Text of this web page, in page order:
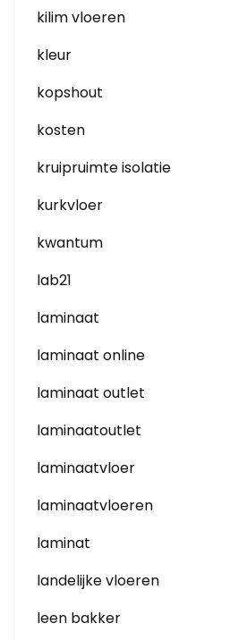
kilim vloeren
kleur
kopshout
kosten
kruipruimte isolatie
kurkvloer
kwantum
lab21
laminaat
laminaat online
laminaat outlet
laminaatoutlet
laminaatvloer
laminaatvloeren
laminat
landelijke vloeren
leen bakker